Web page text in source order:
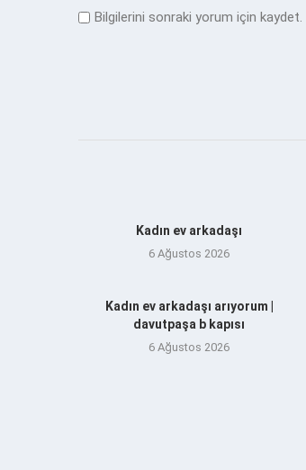
Bilgilerini sonraki yorum için kaydet.
Kadın ev arkadaşı
6 Ağustos 2026
Kadın ev arkadaşı arıyorum |
davutpaşa b kapısı
6 Ağustos 2026